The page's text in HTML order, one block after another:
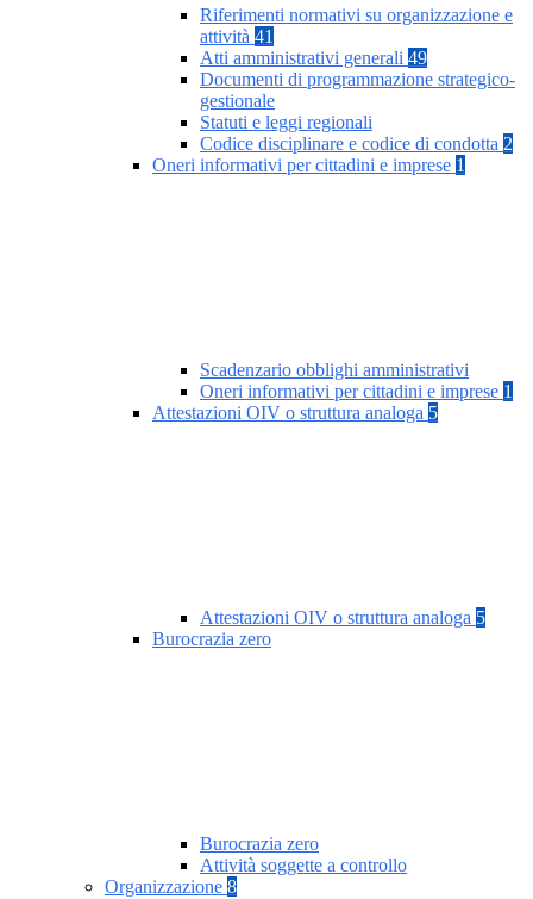
Riferimenti normativi su organizzazione e
attività 41
Atti amministrativi generali 49
Documenti di programmazione strategico-
gestionale
Statuti e leggi regionali
Codice disciplinare e codice di condotta 2
Oneri informativi per cittadini e imprese 1
Scadenzario obblighi amministrativi
Oneri informativi per cittadini e imprese 1
Attestazioni OIV o struttura analoga 5
Attestazioni OIV o struttura analoga 5
Burocrazia zero
Burocrazia zero
Attività soggette a controllo
Organizzazione 8